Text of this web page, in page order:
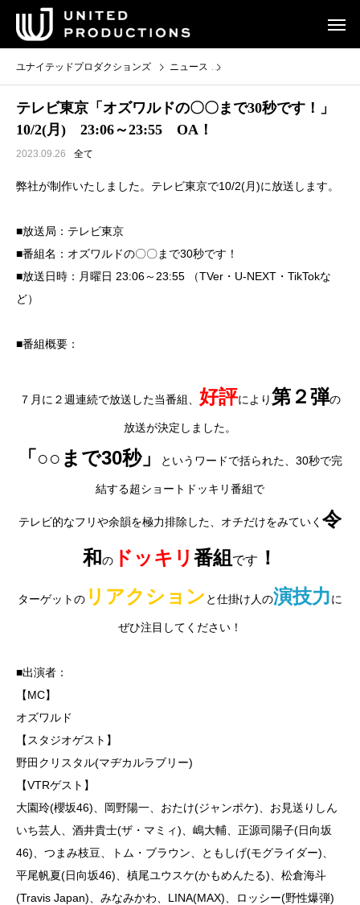
ユナイテッドプロダクションズ ニュース
テレビ東京「オズワルドの〇〇まで30秒です！」
10/2(月) 23:06～23:55 OA！
2023.09.26 全て
弊社が制作いたしました。テレビ東京で10/2(月)に放送します。
■放送局：テレビ東京
■番組名：オズワルドの〇〇まで30秒です！
■放送日時：月曜日 23:06～23:55 （TVer・U-NEXT・TikTokな
ど）
■番組概要：
７月に２週連続で放送した当番組、 好評により第２弾の
放送が決定しました。
「○○まで30秒」 というワードで括られた、30秒で完
結する超ショートドッキリ番組で
テレビ的なフリや余韻を極力排除した、オチだけをみていく 令
和 の ドッキリ 番組 です ！
ターゲットの リアクション と仕掛け人の演技力に
ぜひ注目してください！
■出演者：
【MC】
オズワルド
【スタジオゲスト】
野田クリスタル(マヂカルラブリー)
【VTRゲスト】
大園玲(櫻坂46)、岡野陽一、おたけ(ジャンポケ)、お見送りしん
いち芸人、酒井貴士(ザ・マミィ)、嶋大輔、正源司陽子(日向坂
46)、つまみ枝豆、トム・ブラウン、ともしげ(モグライダー)、
平尾帆夏(日向坂46)、槙尾ユウスケ(かもめんたる)、松倉海斗
(Travis Japan)、みなみかわ、LINA(MAX)、ロッシー(野性爆弾)